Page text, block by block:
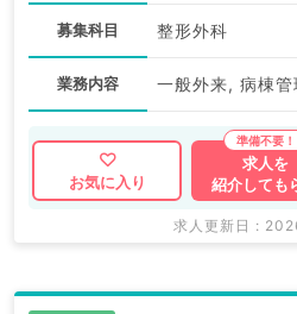
募集科目 整形外科
業務内容 一般外来, 病棟
お気に入り
求人を
紹介しても
求人更新日 :